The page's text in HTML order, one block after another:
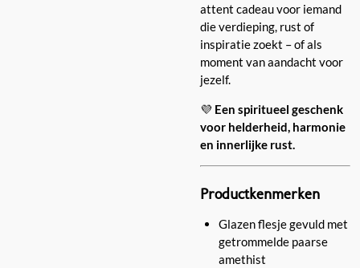
attent cadeau voor iemand
die verdieping, rust of
inspiratie zoekt – of als
moment van aandacht voor
jezelf.
💜 Een spiritueel geschenk
voor helderheid, harmonie
en innerlijke rust.
Productkenmerken
Glazen flesje gevuld met
getrommelde paarse
amethist